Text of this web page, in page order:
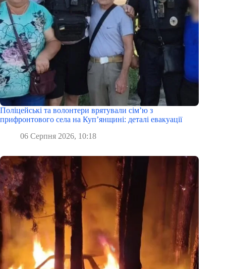
Поліцейські та волонтери врятували сім’ю з
прифронтового села на Куп’янщині: деталі евакуації
06 Серпня 2026, 10:18